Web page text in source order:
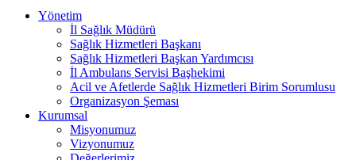
Yönetim
İl Sağlık Müdürü
Sağlık Hizmetleri Başkanı
Sağlık Hizmetleri Başkan Yardımcısı
İl Ambulans Servisi Başhekimi
Acil ve Afetlerde Sağlık Hizmetleri Birim Sorumlusu
Organizasyon Şeması
Kurumsal
Misyonumuz
Vizyonumuz